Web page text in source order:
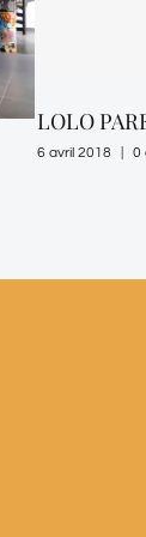
LOLO
6 avril 2018 0